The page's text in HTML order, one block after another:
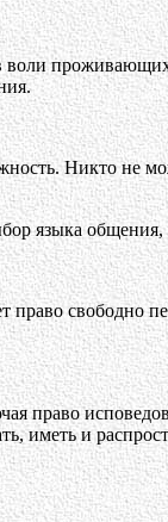
проживающих
Никто не
языка общения,
свободно
право
иметь и